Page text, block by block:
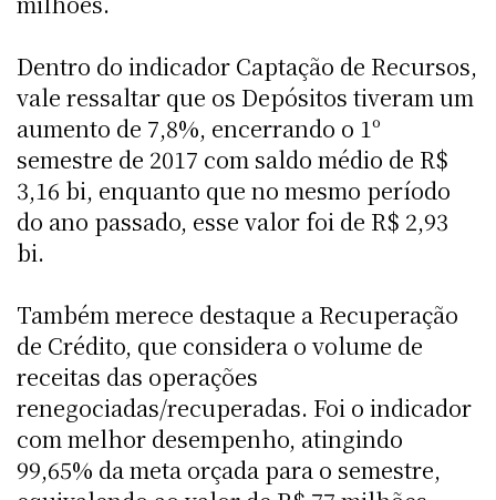
Dentro do indicador Captação de Recursos,
vale ressaltar que os Depósitos tiveram um
aumento de 7,8%, encerrando o 1º
semestre de 2017 com saldo médio de R$
3,16 bi, enquanto que no mesmo período
do ano passado, esse valor foi de R$ 2,93
bi.
Também merece destaque a Recuperação
de Crédito, que considera o volume de
receitas das operações
renegociadas/recuperadas. Foi o indicador
com melhor desempenho, atingindo
99,65% da meta orçada para o semestre,